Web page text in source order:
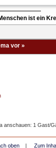
ist ein
vor »
anschauen: 1 Gast/
oben | Zum